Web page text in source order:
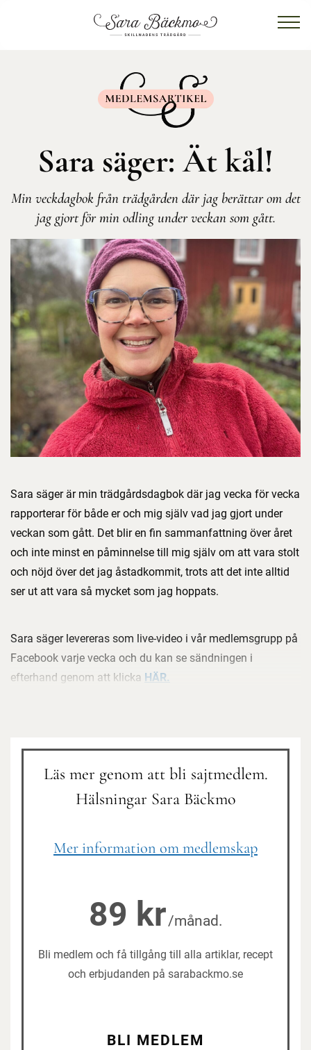
Sara säger: Ät kål!
Min veckdagbok från trädgården där jag berättar om det
jag gjort för min odling under veckan som gått.
Sara säger är min trädgårdsdagbok där jag vecka för vecka
rapporterar för både er och mig själv vad jag gjort under
veckan som gått. Det blir en fin sammanfattning över året
och inte minst en påminnelse till mig själv om att vara stolt
och nöjd över det jag åstadkommit, trots att det inte alltid
ser ut att vara så mycket som jag hoppats.
Sara säger levereras som live-video i vår medlemsgrupp på
Facebook varje vecka och du kan se sändningen i
efterhand genom att klicka HÄR.
Läs mer genom att bli sajtmedlem.
Hälsningar Sara Bäckmo
Mer information om medlemskap
89 kr/månad.
Bli medlem och få tillgång till alla artiklar, recept
och erbjudanden på sarabackmo.se
BLI MEDLEM